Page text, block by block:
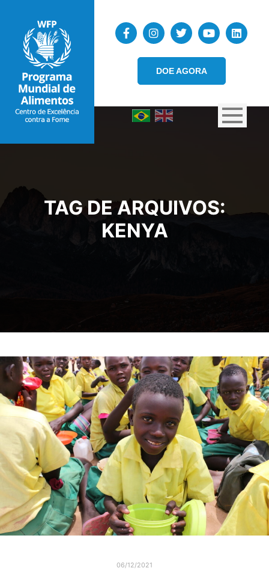
DOE AGORA
TAG DE ARQUIVOS:
KENYA
06/12/2021